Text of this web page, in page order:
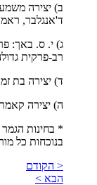
ב) יצירה
ד'אנגלבר,
ג) י. ס. באך:
רב-פרקית
ד) יצירה בת
ה) יצירה
* בחינות הגמר
בנוכחות כל
< הקודם
הבא >